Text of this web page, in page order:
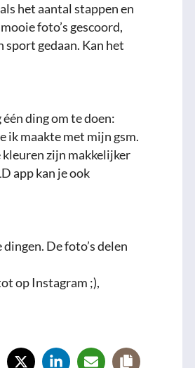
het aantal stappen en
foto’s gescoord,
sport gedaan. Kan het
ding om te doen:
ik maakte met mijn gsm.
kleuren zijn makkelijker
app kan je ook
De foto’s delen
op Instagram ;),